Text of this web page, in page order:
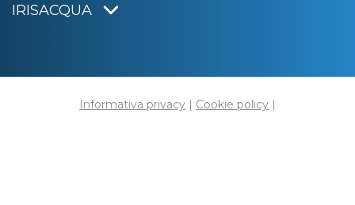
IRISACQUA
Informativa privacy | Cookie policy |